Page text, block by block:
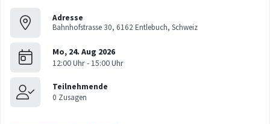
Adresse
Bahnhofstrasse 30, 6162 Entlebuch, Schweiz